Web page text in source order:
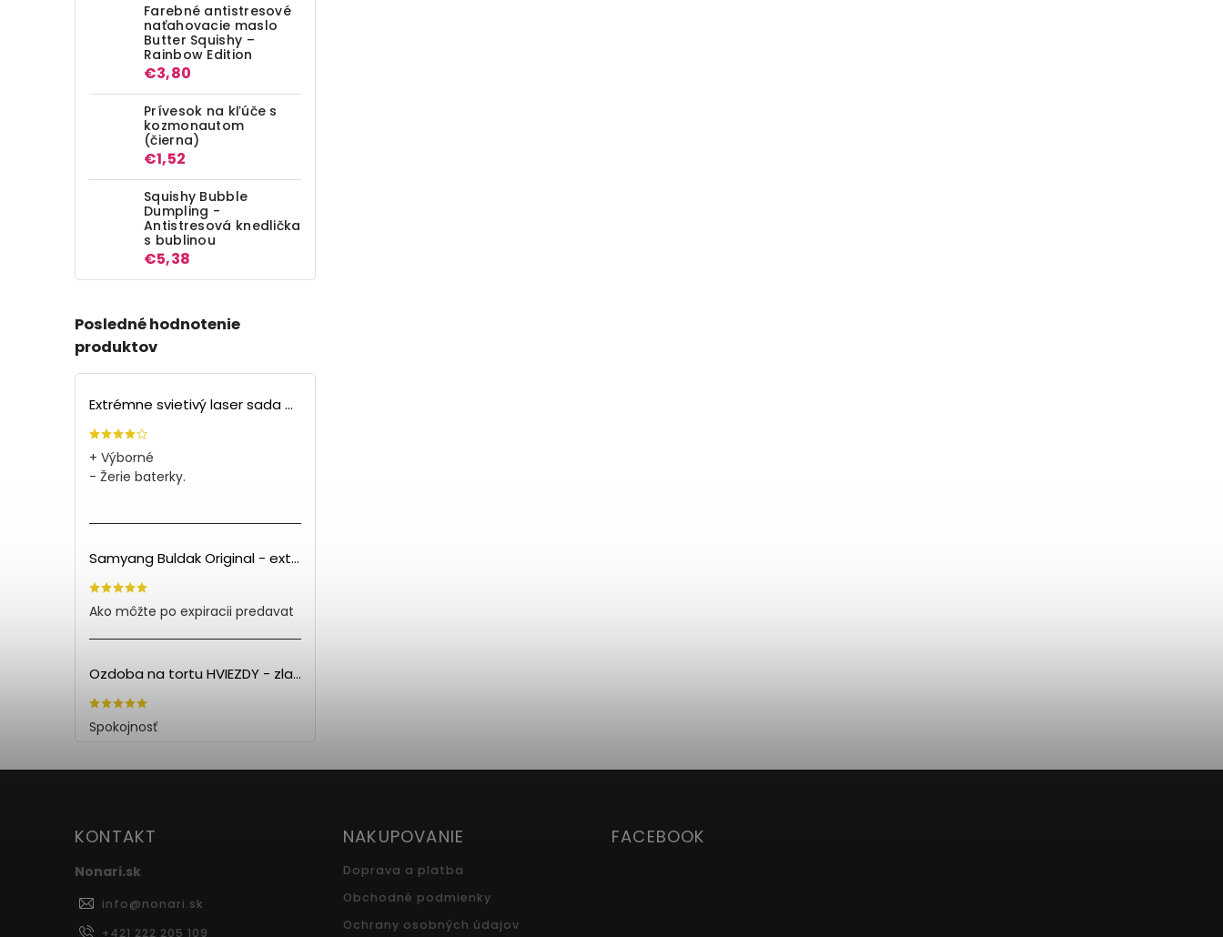
Farebné antistresové
naťahovacie maslo
Butter Squishy –
Rainbow Edition
€3,80
Prívesok na kľúče s
kozmonautom
(čierna)
€1,52
Squishy Bubble
Dumpling -
Antistresová knedlička
s bublinou
€5,38
Posledné hodnotenie
produktov
Extrémne svietivý laser sada + 4 nástavce
+ Výborné
- Žerie baterky.
Samyang Buldak Original - extra pálivé kuracie rezance (140g) PO EXPIRÁCII
Ako môžte po expiracii predavat
Ozdoba na tortu HVIEZDY - zlatá (5ks)
Spokojnosť
KONTAKT
Nonari.sk
info@nonari.sk
+421 222 205 109
NAKUPOVANIE
Doprava a platba
Obchodné podmienky
Ochrany osobných údajov
FACEBOOK